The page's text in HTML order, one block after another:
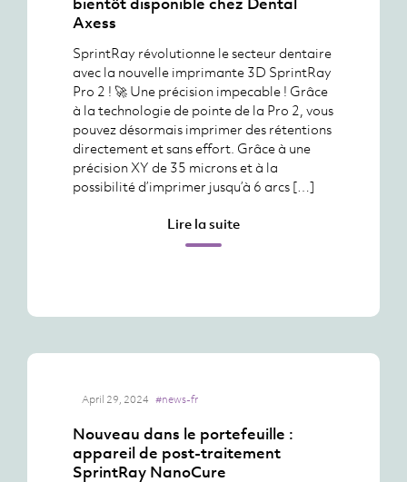
Axess
SprintRay révolutionne le secteur dentaire
avec la nouvelle imprimante 3D SprintRay
Pro 2 ! 🚀 Une précision impecable ! Grâce
à la technologie de pointe de la Pro 2, vous
pouvez désormais imprimer des rétentions
directement et sans effort. Grâce à une
précision XY de 35 microns et à la
possibilité d’imprimer jusqu’à 6 arcs […]
Lire la suite
April 29, 2024 #news-fr
Nouveau dans le portefeuille :
appareil de post-traitement
SprintRay NanoCure